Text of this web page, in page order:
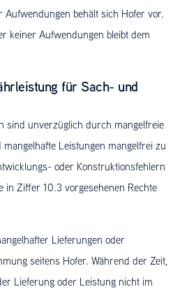
Aufwendungen behält sich Hofer vor.
keiner Aufwendungen bleibt dem
für Sach- und
sind unverzüglich durch mangelfreie
Leistungen mangelfrei zu
oder Konstruktionsfehlern
in Ziffer 10.3 vorgesehenen Rechte
Lieferungen oder
seitens Hofer. Während der Zeit,
Lieferung oder Leistung nicht im